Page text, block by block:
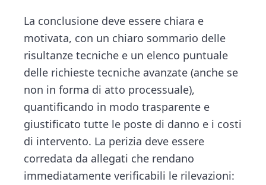
La conclusione deve essere chiara e
motivata, con un chiaro sommario delle
risultanze tecniche e un elenco puntuale
delle richieste tecniche avanzate (anche se
non in forma di atto processuale),
quantificando in modo trasparente e
giustificato tutte le poste di danno e i costi
di intervento. La perizia deve essere
corredata da allegati che rendano
immediatamente verificabili le rilevazioni: